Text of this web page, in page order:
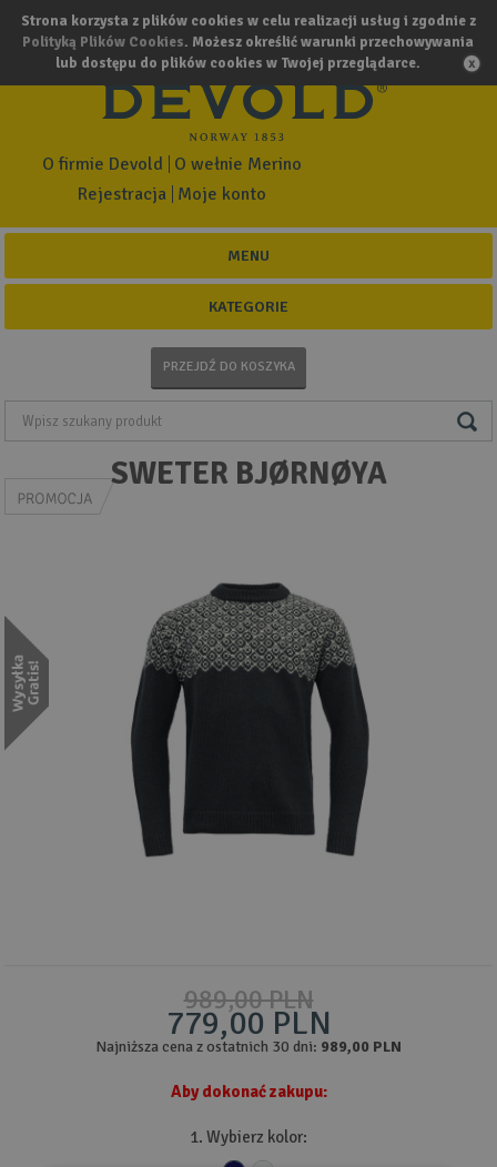
Strona korzysta z plików cookies w celu realizacji usług i zgodnie z
Polityką Plików Cookies. Możesz określić warunki przechowywania
lub dostępu do plików cookies w Twojej przeglądarce.
Rejestracja Moje konto
O firmie Devold O wełnie Merino
MENU
KATEGORIE
PRZEJDŹ DO KOSZYKA
SWETER BJØRNØYA
989,00 PLN
779,00 PLN
Najniższa cena z ostatnich 30 dni: 989,00 PLN
Aby dokonać zakupu:
1. Wybierz kolor: